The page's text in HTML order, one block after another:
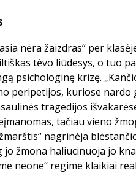
nėra žaizdras“ per
tėvo liūdesys, o tuo
psichologinę krizę.
peripetijos, kuriose
tragedijos
tačiau vieno
nagrinėja
jo žmona haliucinuoja jo
neone“ regime klaikiai